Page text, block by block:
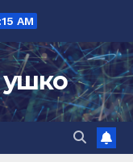
AM